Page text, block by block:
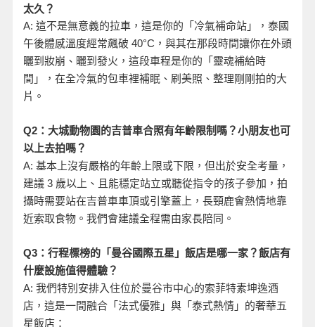
太久？
A: 這不是無意義的拉車，這是你的「冷氣補命站」，泰國
午後體感溫度經常飆破 40°C ，與其在那段時間讓你在外頭
曬到妝崩、曬到發火，這段車程是你的「靈魂補給時
間」，在全冷氣的包車裡補眠、刷美照、整理剛剛拍的大
片。
Q2：大城動物園的吉普車合照有年齡限制嗎？小朋友也可
以上去拍嗎？
A: 基本上沒有嚴格的年齡上限或下限，但出於安全考量，
建議 3 歲以上、且能穩定站立或聽從指令的孩子參加，拍
攝時需要站在吉普車車頂或引擎蓋上，長頸鹿會熱情地靠
近索取食物。我們會建議全程需由家長陪同。
Q3：行程標榜的「曼谷國際五星」飯店是哪一家？飯店有
什麼設施值得體驗？
A: 我們特別安排入住位於曼谷市中心的索菲特素坤逸酒
店，這是一間融合「法式優雅」與「泰式熱情」的奢華五
星飯店：